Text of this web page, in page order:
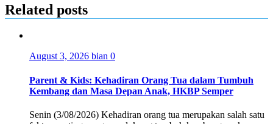
Related posts
August 3, 2026 bian 0
Parent & Kids: Kehadiran Orang Tua dalam Tumbuh
Kembang dan Masa Depan Anak, HKBP Semper
Senin (3/08/2026) Kehadiran orang tua merupakan salah satu